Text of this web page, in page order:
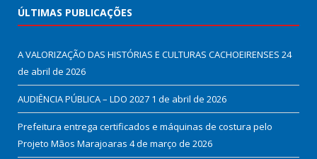
ÚLTIMAS PUBLICAÇÕES
A VALORIZAÇÃO DAS HISTÓRIAS E CULTURAS CACHOEIRENSES 24
de abril de 2026
AUDIÊNCIA PÚBLICA – LDO 2027 1 de abril de 2026
Prefeitura entrega certificados e máquinas de costura pelo
Projeto Mãos Marajoaras 4 de março de 2026